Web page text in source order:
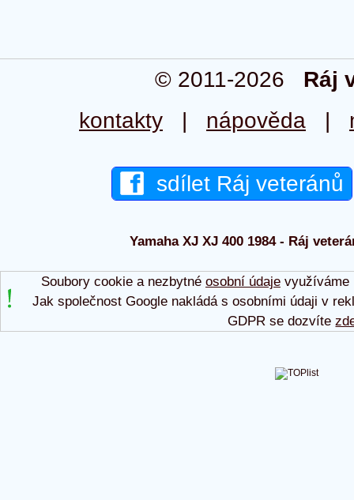
© 2011-2026 Ráj
kontakty | nápověda |
sdílet Ráj veteránů
Yamaha XJ XJ 400 1984 - Ráj
Soubory cookie a nezbytné osobní údajevyužíváme
Jak společnost Google nakládá s osobními údaji v
GDPR se dozvíte